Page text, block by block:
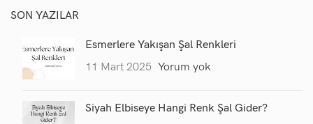
SON YAZILAR
Esmerlere Yakışan Şal Renkleri
11 Mart 2025 Yorum yok
Siyah Elbiseye Hangi Renk Şal Gider?